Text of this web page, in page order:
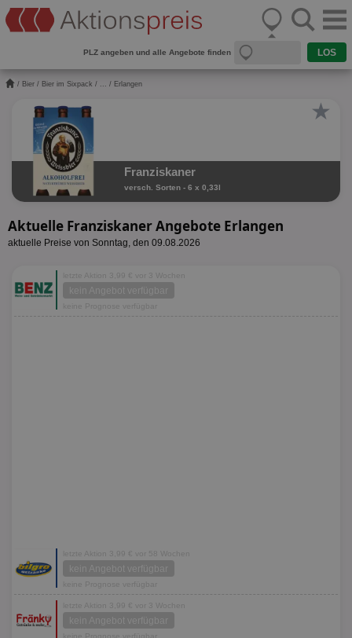
PLZ angeben und alle Angebote finden
/ Bier / Bier im Sixpack / ... / Erlangen
★
Franziskaner
versch. Sorten - 6 x 0,33l
Aktuelle Franziskaner Angebote Erlangen
aktuelle Preise von Sonntag, den 09.08.2026
letzte Aktion 3,99 € vor 3 Wochen
kein Angebot verfügbar
keine Prognose verfügbar
letzte Aktion 3,99 € vor 58 Wochen
kein Angebot verfügbar
keine Prognose verfügbar
letzte Aktion 3,99 € vor 3 Wochen
kein Angebot verfügbar
keine Prognose verfügbar